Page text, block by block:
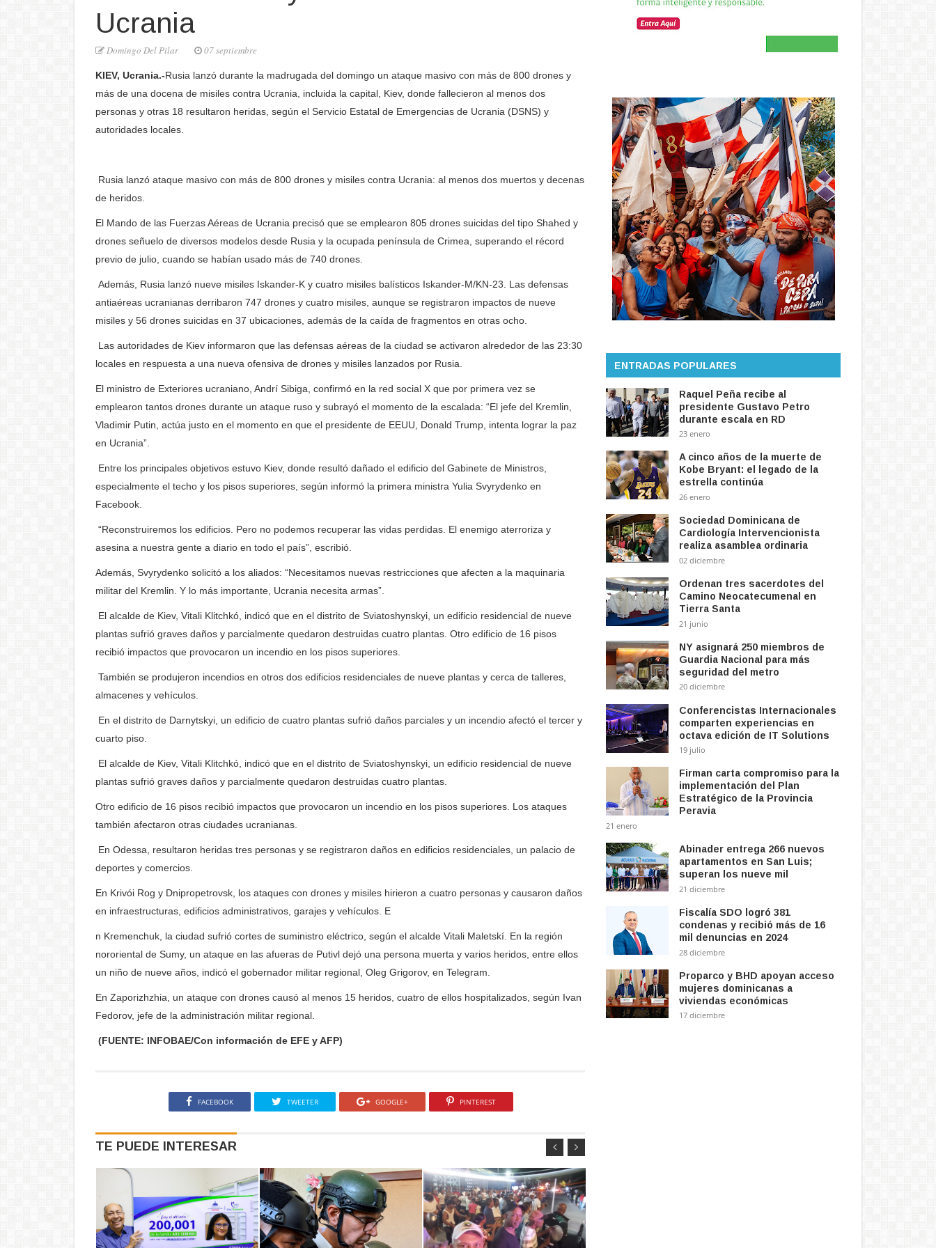
Ucrania
Domingo Del Pilar 07 septiembre
KIEV, Ucrania.-Rusia lanzó durante la madrugada del domingo un ataque masivo con más de 800 drones y
más de una docena de misiles contra Ucrania, incluida la capital, Kiev, donde fallecieron al menos dos
personas y otras 18 resultaron heridas, según el Servicio Estatal de Emergencias de Ucrania (DSNS) y
autoridades locales.
Rusia lanzó ataque masivo con más de 800 drones y misiles contra Ucrania: al menos dos muertos y decenas
de heridos.
El Mando de las Fuerzas Aéreas de Ucrania precisó que se emplearon 805 drones suicidas del tipo Shahed y
drones señuelo de diversos modelos desde Rusia y la ocupada península de Crimea, superando el récord
previo de julio, cuando se habían usado más de 740 drones.
Además, Rusia lanzó nueve misiles Iskander-K y cuatro misiles balísticos Iskander-M/KN-23. Las defensas
antiaéreas ucranianas derribaron 747 drones y cuatro misiles, aunque se registraron impactos de nueve
misiles y 56 drones suicidas en 37 ubicaciones, además de la caída de fragmentos en otras ocho.
Las autoridades de Kiev informaron que las defensas aéreas de la ciudad se activaron alrededor de las 23:30
locales en respuesta a una nueva ofensiva de drones y misiles lanzados por Rusia.
El ministro de Exteriores ucraniano, Andrí Sibiga, confirmó en la red social X que por primera vez se
emplearon tantos drones durante un ataque ruso y subrayó el momento de la escalada: “El jefe del Kremlin,
Vladimir Putin, actúa justo en el momento en que el presidente de EEUU, Donald Trump, intenta lograr la paz
en Ucrania”.
Entre los principales objetivos estuvo Kiev, donde resultó dañado el edificio del Gabinete de Ministros,
especialmente el techo y los pisos superiores, según informó la primera ministra Yulia Svyrydenko en
Facebook.
“Reconstruiremos los edificios. Pero no podemos recuperar las vidas perdidas. El enemigo aterroriza y
asesina a nuestra gente a diario en todo el país”, escribió.
Además, Svyrydenko solicitó a los aliados: “Necesitamos nuevas restricciones que afecten a la maquinaria
militar del Kremlin. Y lo más importante, Ucrania necesita armas”.
El alcalde de Kiev, Vitali Klitchkó, indicó que en el distrito de Sviatoshynskyi, un edificio residencial de nueve
plantas sufrió graves daños y parcialmente quedaron destruidas cuatro plantas. Otro edificio de 16 pisos
recibió impactos que provocaron un incendio en los pisos superiores.
También se produjeron incendios en otros dos edificios residenciales de nueve plantas y cerca de talleres,
almacenes y vehículos.
En el distrito de Darnytskyi, un edificio de cuatro plantas sufrió daños parciales y un incendio afectó el tercer y
cuarto piso.
El alcalde de Kiev, Vitali Klitchkó, indicó que en el distrito de Sviatoshynskyi, un edificio residencial de nueve
plantas sufrió graves daños y parcialmente quedaron destruidas cuatro plantas.
Otro edificio de 16 pisos recibió impactos que provocaron un incendio en los pisos superiores. Los ataques
también afectaron otras ciudades ucranianas.
En Odessa, resultaron heridas tres personas y se registraron daños en edificios residenciales, un palacio de
deportes y comercios.
En Krivói Rog y Dnipropetrovsk, los ataques con drones y misiles hirieron a cuatro personas y causaron daños
en infraestructuras, edificios administrativos, garajes y vehículos. E
n Kremenchuk, la ciudad sufrió cortes de suministro eléctrico, según el alcalde Vitali Maletskí. En la región
nororiental de Sumy, un ataque en las afueras de Putivl dejó una persona muerta y varios heridos, entre ellos
un niño de nueve años, indicó el gobernador militar regional, Oleg Grigorov, en Telegram.
En Zaporizhzhia, un ataque con drones causó al menos 15 heridos, cuatro de ellos hospitalizados, según Ivan
Fedorov, jefe de la administración militar regional.
(FUENTE: INFOBAE/Con información de EFE y AFP)
FACEBOOK TWEETER GOOGLE+ PINTEREST
TE PUEDE INTERESAR
ENTRADAS POPULARES
Raquel Peña recibe al
presidente Gustavo Petro
durante escala en RD
23 enero
A cinco años de la muerte de
Kobe Bryant: el legado de la
estrella continúa
26 enero
Sociedad Dominicana de
Cardiología Intervencionista
realiza asamblea ordinaria
02 diciembre
Ordenan tres sacerdotes del
Camino Neocatecumenal en
Tierra Santa
21 junio
NY asignará 250 miembros de
Guardia Nacional para más
seguridad del metro
20 diciembre
Conferencistas Internacionales
comparten experiencias en
octava edición de IT Solutions
19 julio
Firman carta compromiso para la
implementación del Plan
Estratégico de la Provincia
Peravia
21 enero
Abinader entrega 266 nuevos
apartamentos en San Luis;
superan los nueve mil
21 diciembre
Fiscalía SDO logró 381
condenas y recibió más de 16
mil denuncias en 2024
28 diciembre
Proparco y BHD apoyan acceso
mujeres dominicanas a
viviendas económicas
17 diciembre